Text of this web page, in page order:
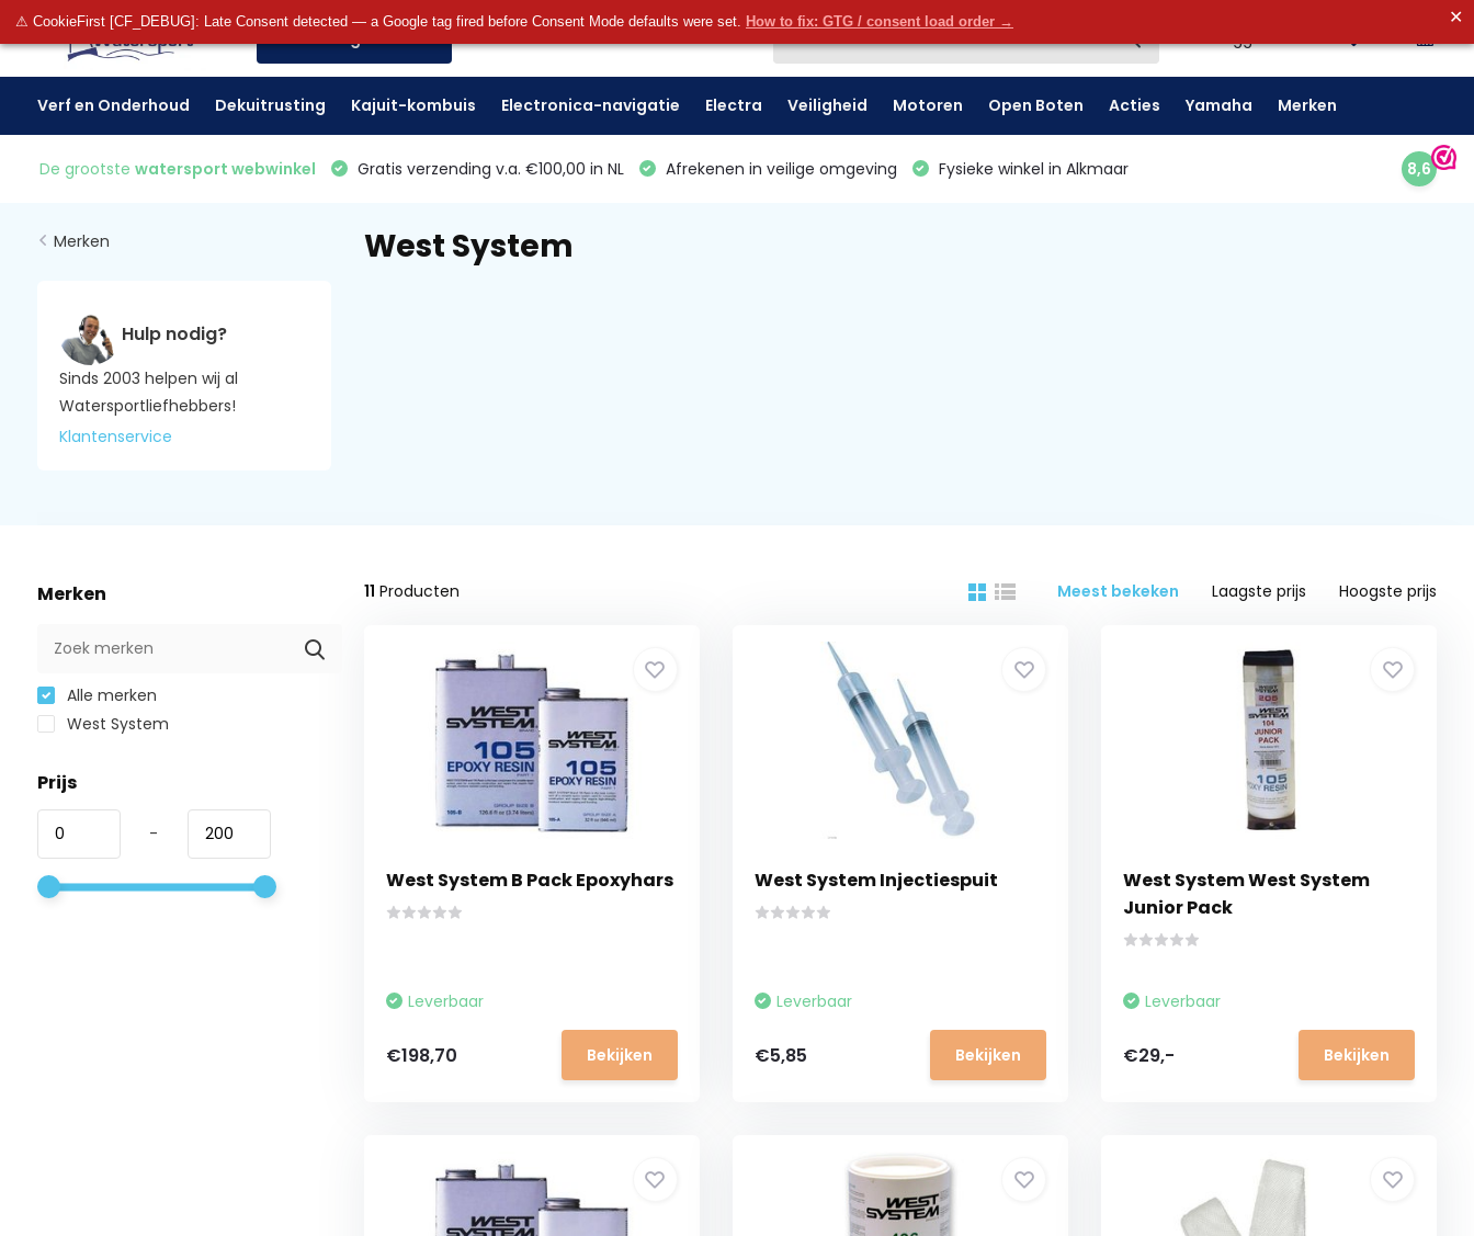
⚠ CookieFirst [CF_DEBUG]: Late Consent detected — a Google tag fired before Consent Mode defaults were set. How to fix: GTG / consent load order → ✕
Verf en Onderhoud Dekuitrusting Kajuit-kombuis Electronica-navigatie Electra Veiligheid Motoren Open Boten Acties Yamaha Merken
De grootste watersport webwinkel Gratis verzending v.a. €100,00 in NL Afrekenen in veilige omgeving Fysieke winkel in Alkmaar 8,6
Merken
Hulp nodig?
Sinds 2003 helpen wij al
Watersportliefhebbers!
Klantenservice
West System
Merken
Alle merken
West System
Prijs
-
11 Producten Meest bekeken Laagste prijs Hoogste prijs
West System B Pack Epoxyhars
Leverbaar
€198,70 Bekijken
West System Injectiespuit
Leverbaar
€5,85 Bekijken
West System West System
Junior Pack
Leverbaar
€29,- Bekijken